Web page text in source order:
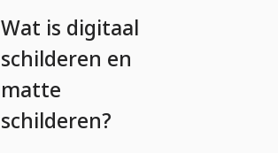
Wat is digitaal
schilderen en
matte
schilderen?